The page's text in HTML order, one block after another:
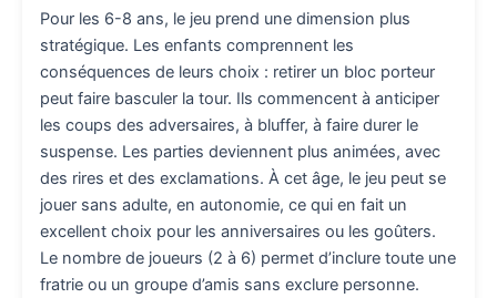
Pour les 6-8 ans, le jeu prend une dimension plus
stratégique. Les enfants comprennent les
conséquences de leurs choix : retirer un bloc porteur
peut faire basculer la tour. Ils commencent à anticiper
les coups des adversaires, à bluffer, à faire durer le
suspense. Les parties deviennent plus animées, avec
des rires et des exclamations. À cet âge, le jeu peut se
jouer sans adulte, en autonomie, ce qui en fait un
excellent choix pour les anniversaires ou les goûters.
Le nombre de joueurs (2 à 6) permet d’inclure toute une
fratrie ou un groupe d’amis sans exclure personne.